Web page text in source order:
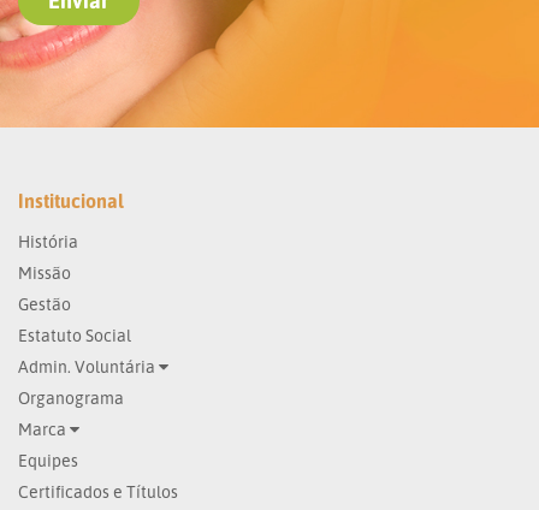
Institucional
História
Missão
Gestão
Estatuto Social
Admin. Voluntária
Organograma
Marca
Equipes
Certificados e Títulos